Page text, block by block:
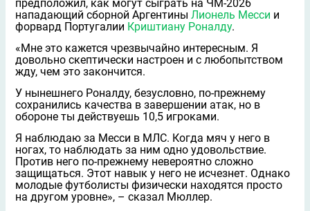
предположил, как могут сыграть на ЧМ-2026
нападающий сборной Аргентины Лионель Месси и
форвард Португалии Криштиану Роналду.
«Мне это кажется чрезвычайно интересным. Я
довольно скептически настроен и с любопытством
жду, чем это закончится.
У нынешнего Роналду, безусловно, по-прежнему
сохранились качества в завершении атак, но в
обороне ты действуешь 10,5 игроками.
Я наблюдаю за Месси в МЛС. Когда мяч у него в
ногах, то наблюдать за ним одно удовольствие.
Против него по-прежнему невероятно сложно
защищаться. Этот навык у него не исчезнет. Однако
молодые футболисты физически находятся просто
на другом уровне», – сказал Мюллер.